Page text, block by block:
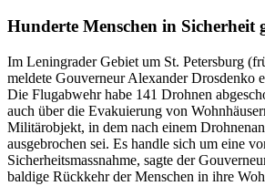
Hunderte Menschen in Sicherheit
Im Leningrader Gebiet um St. Petersburg
meldete Gouverneur Alexander Drosdenko
Die Flugabwehr habe 141 Drohnen
auch über die Evakuierung von
Militärobjekt, in dem nach einem
ausgebrochen sei. Es handle sich um eine
Sicherheitsmassnahme, sagte der
baldige Rückkehr der Menschen in ihre